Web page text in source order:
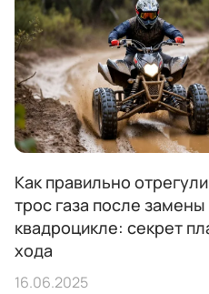
Как правильно
трос газа после замены
квадроцикле: секрет
хода
16.06.2025